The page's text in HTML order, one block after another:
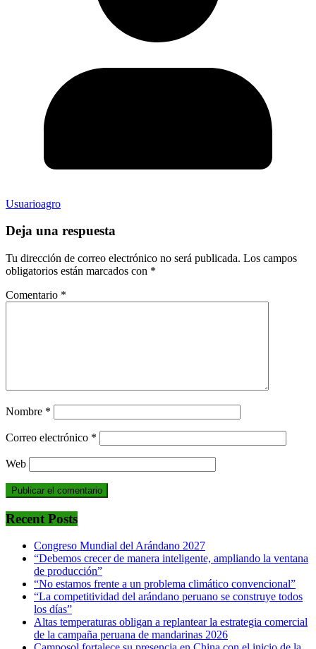
Usuarioagro
Deja una respuesta
Tu dirección de correo electrónico no será publicada. Los campos
obligatorios están marcados con *
Comentario *
Nombre *
Correo electrónico *
Web
Recent Posts
Congreso Mundial del Arándano 2027
“Debemos crecer de manera inteligente, ampliando la ventana
de producción”
“No estamos frente a un problema climático convencional”
“La competitividad del arándano peruano se construye todos
los días”
Altas temperaturas obligan a replantear la estrategia comercial
de la campaña peruana de mandarinas 2026